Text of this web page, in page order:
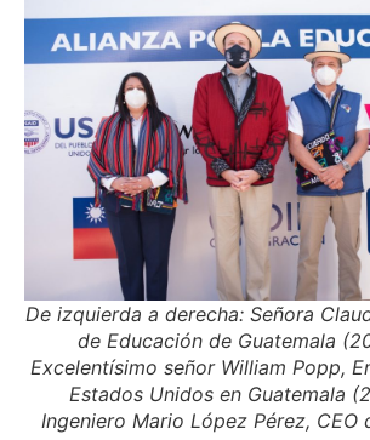
De izquierda a derecha: Señora
de Educación de Guatemala
Excelentísimo señor William Popp,
Estados Unidos en Guatemala
Ingeniero Mario López Pérez, CEO